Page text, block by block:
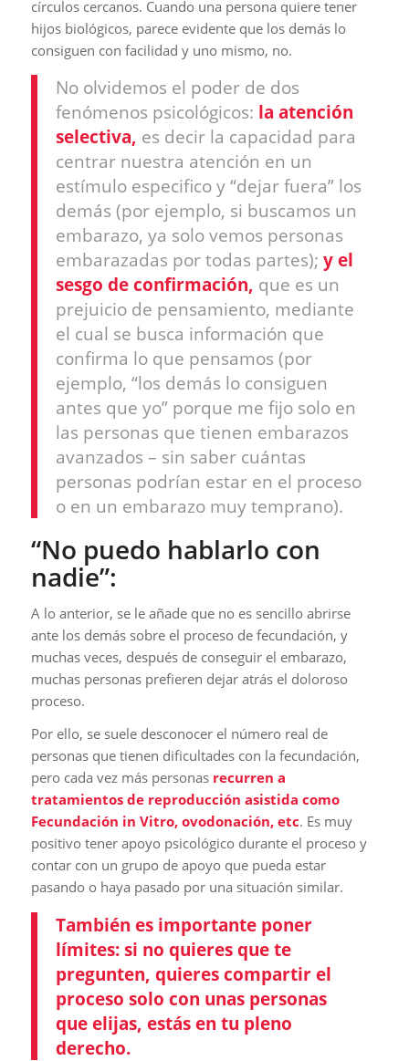
círculos cercanos. Cuando una persona quiere tener
hijos biológicos, parece evidente que los demás lo
consiguen con facilidad y uno mismo, no.
No olvidemos el poder de dos
fenómenos psicológicos: la atención
selectiva, es decir la capacidad para
centrar nuestra atención en un
estímulo especifico y “dejar fuera” los
demás (por ejemplo, si buscamos un
embarazo, ya solo vemos personas
embarazadas por todas partes); y el
sesgo de confirmación, que es un
prejuicio de pensamiento, mediante
el cual se busca información que
confirma lo que pensamos (por
ejemplo, “los demás lo consiguen
antes que yo” porque me fijo solo en
las personas que tienen embarazos
avanzados – sin saber cuántas
personas podrían estar en el proceso
o en un embarazo muy temprano).
“No puedo hablarlo con
nadie”:
A lo anterior, se le añade que no es sencillo abrirse
ante los demás sobre el proceso de fecundación, y
muchas veces, después de conseguir el embarazo,
muchas personas prefieren dejar atrás el doloroso
proceso.
Por ello, se suele desconocer el número real de
personas que tienen dificultades con la fecundación,
pero cada vez más personas recurren a
tratamientos de reproducción asistida como
Fecundación in Vitro, ovodonación, etc. Es muy
positivo tener apoyo psicológico durante el proceso y
contar con un grupo de apoyo que pueda estar
pasando o haya pasado por una situación similar.
También es importante poner
límites: si no quieres que te
pregunten, quieres compartir el
proceso solo con unas personas
que elijas, estás en tu pleno
derecho.